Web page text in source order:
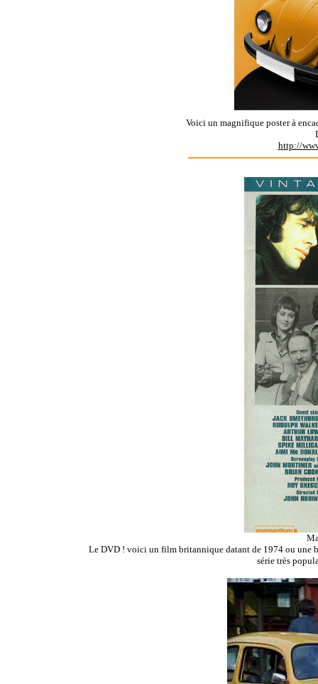
Voici un magnifique poster à
http://
Le DVD ! voici un film britannique datant de 1974 ou une
série très